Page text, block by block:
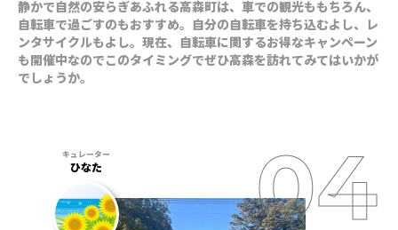
静かで自然の安らぎあふれる高森町は、車での観光ももちろん、
自転車で過ごすのもおすすめ。自分の自転車を持ち込むよし、レ
ンタサイクルもよし。現在、自転車に関するお得なキャンペーン
も開催中なのでこのタイミングでぜひ高森を訪れてみてはいかが
でしょうか。
ひなた